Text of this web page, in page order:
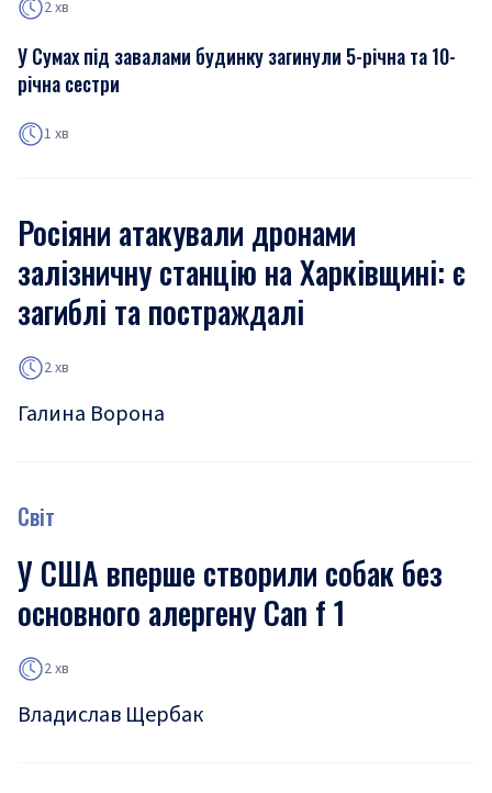
2 хв
У Сумах під завалами будинку загинули 5-річна та 10-
річна сестри
1 хв
Росіяни атакували дронами
залізничну станцію на Харківщині: є
загиблі та постраждалі
2 хв
Галина Ворона
Світ
У США вперше створили собак без
основного алергену Can f 1
2 хв
Владислав Щербак